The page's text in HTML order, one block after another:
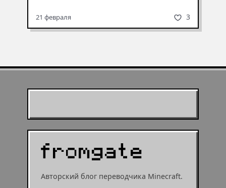
21 февраля 3
Авторский блог переводчика Minecraft.
муушрумом или мушрумом